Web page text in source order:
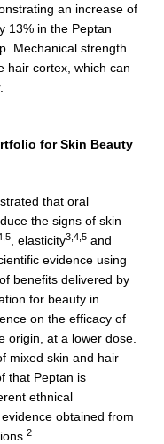
an increase of
13% in the Peptan
Mechanical strength
hair cortex, which can
for Skin Beauty
that oral
the signs of skin
, elasticity3,4,5 and
evidence using
benefits delivered by
for beauty in
on the efficacy of
origin, at a lower dose.
mixed skin and hair
that Peptan is
ethnical
obtained from
2